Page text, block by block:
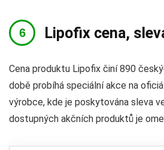
Lipofix cena,
Cena produktu Lipofix činí 890
době probíhá speciální akce na
výrobce, kde je poskytována sleva
dostupných akčních produktů je